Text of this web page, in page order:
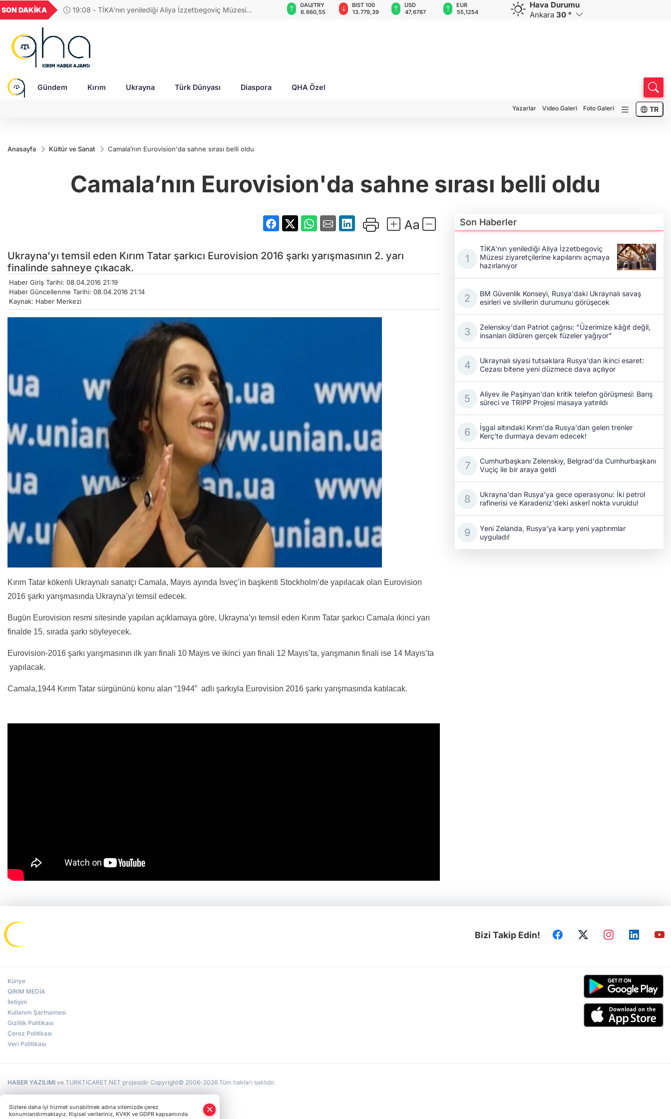
SON DAKİKA
17:42 - BM Güvenlik Konseyi, Rusya'daki Ukraynalı savaş
GEL
18,2677
TND
16,3788
27,9743
0,0018
6.660,55
BIST 100
13.779,39
USD
47,6787
EUR
55,1254
GBP
64,3468
CHF
59,0083
CAD
34,1883
Hava Durumu
Ankara 30 °
Gündem Kırım Ukrayna Türk Dünyası Diaspora QHA Özel
Yazarlar Video Galeri Foto Galeri TR
Anasayfa Kültür ve Sanat Camala’nın Eurovision'da sahne sırası belli oldu
Camala’nın Eurovision'da sahne sırası belli oldu
Ukrayna’yı temsil eden Kırım Tatar şarkıcı Eurovision 2016 şarkı yarışmasının 2. yarı
finalinde sahneye çıkacak.
Haber Giriş Tarihi: 08.04.2016 21:19
Haber Güncellenme Tarihi: 08.04.2016 21:14
Kaynak: Haber Merkezi
Kırım Tatar kökenli Ukraynalı sanatçı Camala, Mayıs ayında İsveç’in başkenti Stockholm’de yapılacak olan Eurovision
2016 şarkı yarışmasında Ukrayna’yı temsil edecek.
Bugün Eurovision resmi sitesinde yapılan açıklamaya göre, Ukrayna’yı temsil eden Kırım Tatar şarkıcı Camala ikinci yarı
finalde 15. sırada şarkı söyleyecek.
Eurovision-2016 şarkı yarışmasının ilk yarı finali 10 Mayıs ve ikinci yarı finali 12 Mayıs’ta, yarışmanın finali ise 14 Mayıs’ta
yapılacak.
Camala,1944 Kırım Tatar sürgününü konu alan “1944” adlı şarkıyla Eurovision 2016 şarkı yarışmasında katılacak.
Son Haberler
TİKA'nın yenilediği Aliya İzzetbegoviç
Müzesi ziyaretçilerine kapılarını açmaya
hazırlanıyor
BM Güvenlik Konseyi, Rusya'daki Ukraynalı savaş
esirleri ve sivillerin durumunu görüşecek
Zelenskıy'dan Patriot çağrısı: "Üzerimize kâğıt değil,
insanları öldüren gerçek füzeler yağıyor"
Ukraynalı siyasi tutsaklara Rusya'dan ikinci esaret:
Cezası bitene yeni düzmece dava açılıyor
Aliyev ile Paşinyan'dan kritik telefon görüşmesi: Barış
süreci ve TRIPP Projesi masaya yatırıldı
İşgal altındaki Kırım'da Rusya'dan gelen trenler
Kerç'te durmaya devam edecek!
Cumhurbaşkanı Zelenskıy, Belgrad'da Cumhurbaşkanı
Vuçiç ile bir araya geldi
Ukrayna'dan Rusya'ya gece operasyonu: İki petrol
rafinerisi ve Karadeniz'deki askerî nokta vuruldu!
Yeni Zelanda, Rusya'ya karşı yeni yaptırımlar
uyguladı!
Bizi Takip Edin!
Künye
QIRIM MEDİA
İletişim
Kullanım Şartnamesi
Gizlilik Politikası
Çerez Politikası
Veri Politikası
HABER YAZILIMI ve TURKTICARET.NET projesidir Copyright© 2006-2026 Tüm hakları saklıdır.
Sizlere daha iyi hizmet sunabilmek adına sitemizde çerez
konumlandırmaktayız. Kişisel verileriniz, KVKK ve GDPR kapsamında